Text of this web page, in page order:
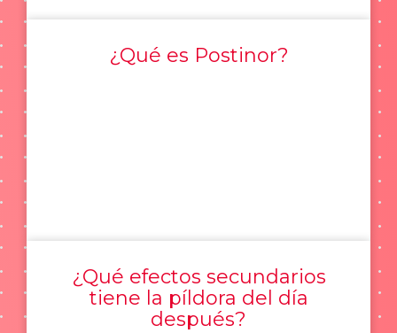
¿Qué es Postinor?
¿Qué efectos secundarios
tiene la píldora del día
después?